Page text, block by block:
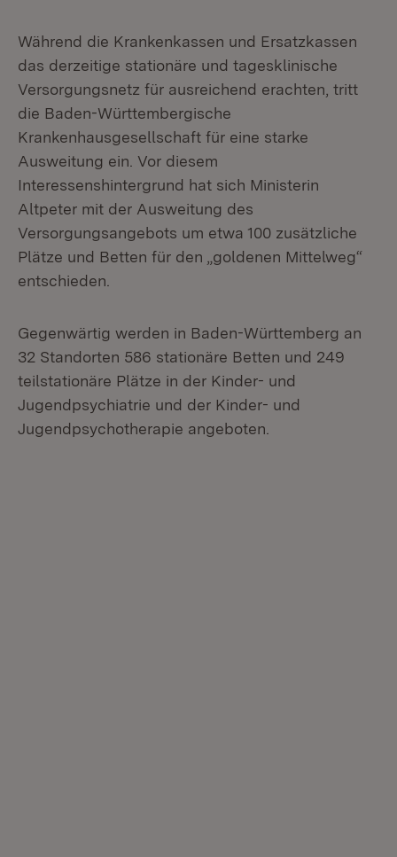
Während die Krankenkassen und Ersatzkassen
das derzeitige stationäre und tagesklinische
Versorgungsnetz für ausreichend erachten, tritt
die Baden-Württembergische
Krankenhausgesellschaft für eine starke
Ausweitung ein. Vor diesem
Interessenshintergrund hat sich Ministerin
Altpeter mit der Ausweitung des
Versorgungsangebots um etwa 100 zusätzliche
Plätze und Betten für den „goldenen Mittelweg“
entschieden.
Gegenwärtig werden in Baden-Württemberg an
32 Standorten 586 stationäre Betten und 249
teilstationäre Plätze in der Kinder- und
Jugendpsychiatrie und der Kinder- und
Jugendpsychotherapie angeboten.